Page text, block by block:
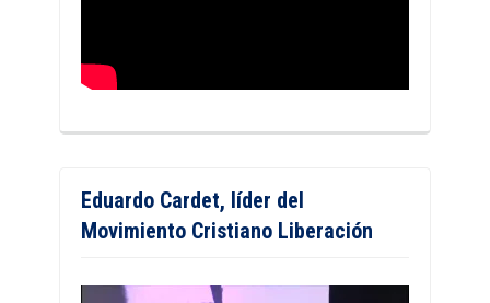
Eduardo Cardet, líder del
Movimiento Cristiano Liberación